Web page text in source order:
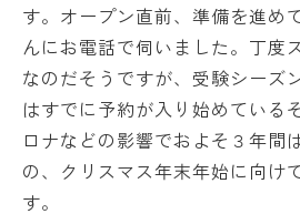
す。オープン直前、準備を進め
んにお電話で伺いました。丁度
なのだそうですが、受験シーズ
はすでに予約が入り始めている
ロナなどの影響でおよそ３年間
の、クリスマス年末年始に向け
す。